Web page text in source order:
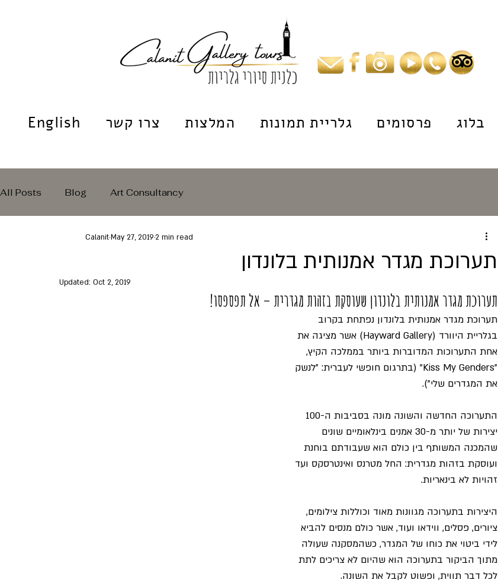
English צרו קשר המלצות גלריית תמונות פרסומים בלוג
All Posts Blog Art Consultancy
תערוכת מגדר אמנותית בלונדון
CalanitMay 27, 2019 2 min read
Updated: Oct 2, 2019
תערוכת מגדר אמנותית בלונדון שעוסקת בזהות מגדרית – אל תפספסו!
תערוכת מגדר אמנותית בלונדון נפתחת בקרוב
בגלריית היוורד (Hayward Gallery) אשר מציגה את
אחת התערוכות המדוברות ביותר בממלכה הקיץ,
"Kiss My Genders" (בתרגום חופשי לעברית: "לנשק
את המגדרים שלי").
יצירות של יותר מ-30 אמנים בינלאומיים שונים
שהמכנה המשותף בין כולם הוא שעבודתם בוחנת
ועוסקת בזהות מגדרית: החל מטרנס ואינטרסקס ועד
זהויות לא בינאריות.
היצירות בתערוכה מגוונות מאוד וכוללות צילומים,
ציורים, פסלים, ווידאו ועוד, אשר כולם מנסים להביא
לידי ביטוי את כוחו של המגדר, כשהמסקנה שעולה
מתוך הביקור בתערוכה הוא שהיום לא צריכים לתת
לכל דבר תווית, ופשוט לקבל את השונה.